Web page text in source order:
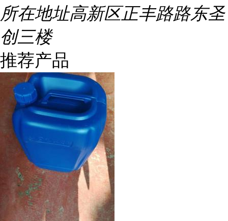
所在地址高新区正丰路路东圣
创三楼
推荐产品